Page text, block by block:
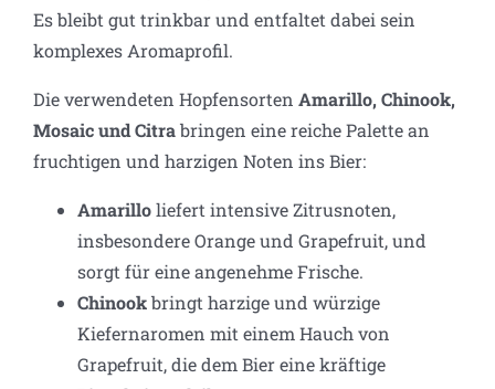
Es bleibt gut trinkbar und entfaltet dabei sein
komplexes Aromaprofil.
Die verwendeten Hopfensorten Amarillo, Chinook,
Mosaic und Citrabringen eine reiche Palette an
fruchtigen und harzigen Noten ins Bier:
Amarilloliefert intensive Zitrusnoten,
insbesondere Orange und Grapefruit, und
sorgt für eine angenehme Frische.
Chinookbringt harzige und würzige
Kiefernaromen mit einem Hauch von
Grapefruit, die dem Bier eine kräftige